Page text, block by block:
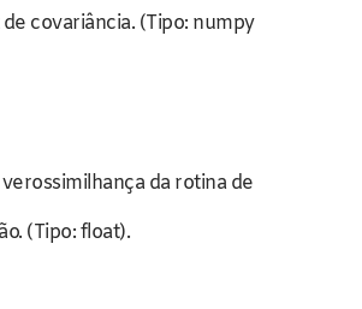
covariância. (Tipo: numpy
da rotina de
(Tipo: float).